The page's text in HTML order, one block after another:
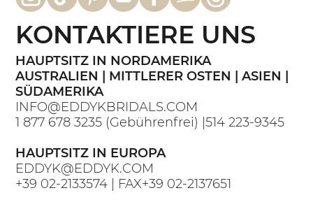
HAUPTSITZ IN NORDAMERIKA
AUSTRALIEN | MITTLERER OSTEN | ASIEN |
SÜDAMERIKA
INFO@EDDYKBRIDALS.COM
1 877 678 3235 (Gebührenfrei) |514 223-9345
HAUPTSITZ IN EUROPA
EDDYK@EDDYK.COM
+39 02-2133574 | FAX+39 02-2137651
KONTAKTIERE UNS